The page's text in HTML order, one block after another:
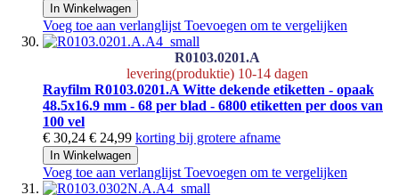
In Winkelwagen
Voeg toe aan verlanglijst Toevoegen om te vergelijken
R0103.0201.A
levering(produktie) 10-14 dagen
Rayfilm R0103.0201.A Witte dekende etiketten - opaak
48.5x16.9 mm - 68 per blad - 6800 etiketten per doos van
100 vel
€ 30,24 € 24,99 korting bij grotere afname
In Winkelwagen
Voeg toe aan verlanglijst Toevoegen om te vergelijken